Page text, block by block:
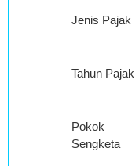
Jenis Pajak
Tahun Pajak
Pokok
Sengketa